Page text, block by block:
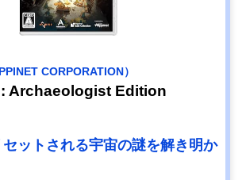
CORPORATION）
Archaeologist Edition
ットされる宇宙の謎を解き明か